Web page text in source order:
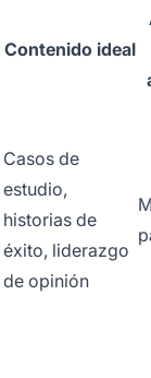
Contenido ideal
Casos de
estudio,
historias de
éxito, liderazgo
de opinión